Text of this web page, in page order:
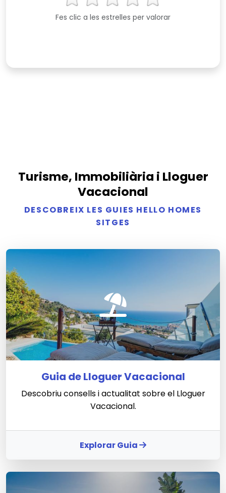
Fes clic a les estrelles per valorar
Turisme, Immobiliària i Lloguer
Vacacional
DESCOBREIX LES GUIES HELLO HOMES
SITGES
Guia de Lloguer Vacacional
Descobriu consells i actualitat sobre el Lloguer
Vacacional.
Explorar Guia